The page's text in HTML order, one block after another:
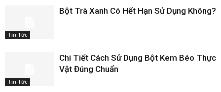
Tin Tức
Bột Trà Xanh Có Hết Hạn Sử Dụng Không?
Tin Tức
Chi Tiết Cách Sử Dụng Bột Kem Béo Thực
Vật Đúng Chuẩn